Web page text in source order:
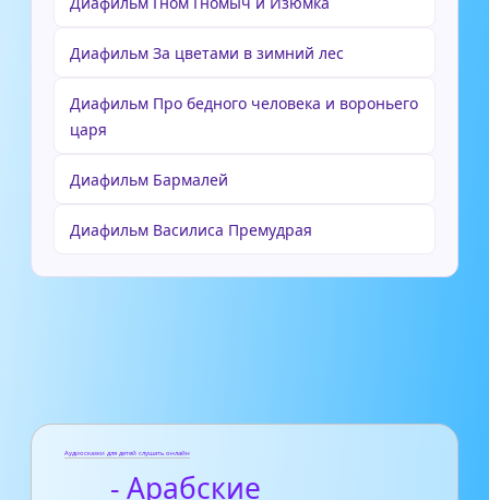
Диафильм За цветами в зимний лес
Диафильм Про бедного человека и вороньего
царя
Диафильм Бармалей
Диафильм Василиса Премудрая
Аудиосказки для детей слушать онлайн
- Арабские